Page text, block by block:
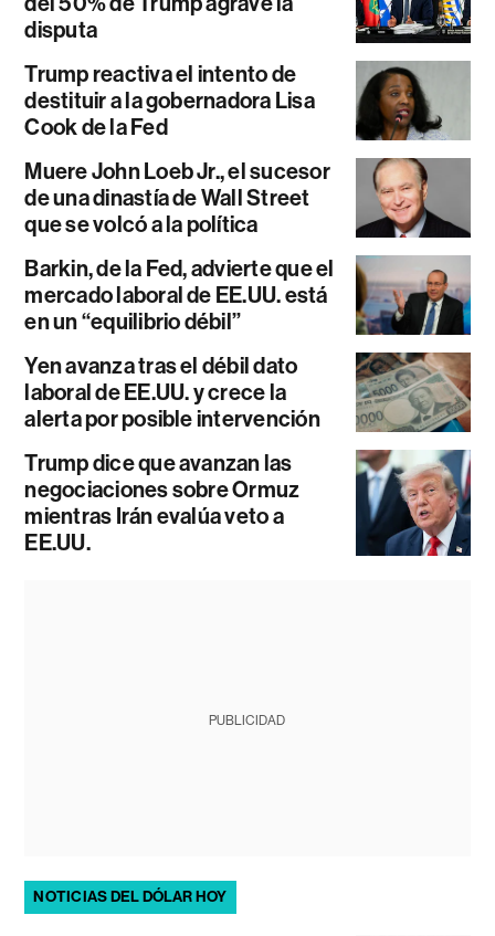
disputa
Trump reactiva el intento de
destituir a la gobernadora Lisa
Cook de la Fed
Muere John Loeb Jr., el sucesor
de una dinastía de Wall Street
que se volcó a la política
Barkin, de la Fed, advierte que el
mercado laboral de EE.UU. está
en un “equilibrio débil”
Yen avanza tras el débil dato
laboral de EE.UU. y crece la
alerta por posible intervención
Trump dice que avanzan las
negociaciones sobre Ormuz
mientras Irán evalúa veto a
EE.UU.
PUBLICIDAD
NOTICIAS DEL DÓLAR HOY